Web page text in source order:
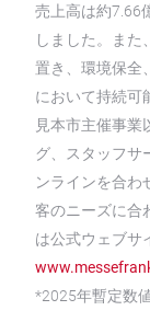
売上高は約7.66
しました。また
置き、環境保全
において持続可
見本市主催事業
グ、スタッフサ
ンラインを合わ
客のニーズに合
は公式ウェブサ
*2025年暫定数